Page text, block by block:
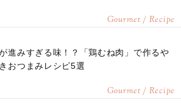
Gourmet / Recipe
進みすぎる味！？「鶏むね肉」で作るや
おつまみレシピ5選
Gourmet / Recipe